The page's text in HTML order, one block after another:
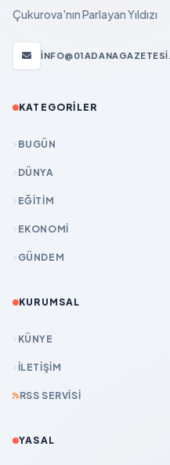
Çukurova'nın Parlayan Yıldızı
KATEGORILER
BUGÜN
DÜNYA
EĞİTİM
EKONOMİ
GÜNDEM
KURUMSAL
KÜNYE
İLETIŞIM
RSS SERVISI
YASAL